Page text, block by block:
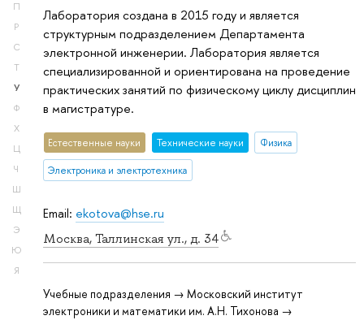
П
Р
С
Т
У
Ф
Х
Ц
Ч
Ш
Щ
Э
Ю
Я
Email: ekotova@hse.ru
Москва, Таллинская ул., д. 34
Лаборатория создана в 2015 году и является
структурным подразделением Департамента
электронной инженерии. Лаборатория является
специализированной и ориентирована на проведение
практических занятий по физическому циклу дисциплин
в магистратуре.
Естественные науки Тех­ничес­кие науки Физика
Электроника и электротехника
Учебные подразделения → Московский институт
электроники и математики им. А.Н. Тихонова →